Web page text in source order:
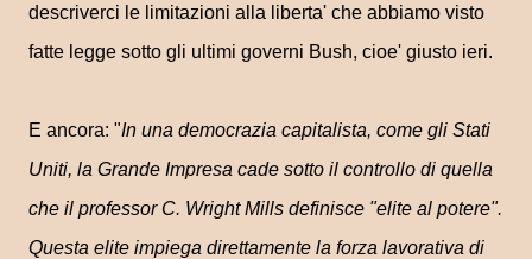
descriverci le limitazioni alla liberta' che abbiamo visto
fatte legge sotto gli ultimi governi Bush, cioe' giusto ieri.
E ancora: "In una democrazia capitalista, come gli Stati
Uniti, la Grande Impresa cade sotto il controllo di quella
che il professor C. Wright Mills definisce "elite al potere".
Questa elite impiega direttamente la forza lavorativa di